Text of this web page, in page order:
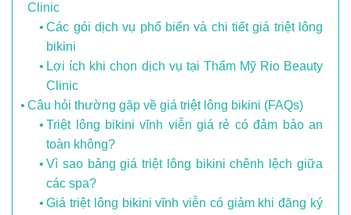
Clinic
Các gói dịch vụ phổ biến và chi tiết giá triệt lông
bikini
Lợi ích khi chọn dịch vụ tại Thẩm Mỹ Rio Beauty
Clinic
Câu hỏi thường gặp về giá triệt lông bikini (FAQs)
Triệt lông bikini vĩnh viễn giá rẻ có đảm bảo an
toàn không?
Vì sao bảng giá triệt lông bikini chênh lệch giữa
các spa?
Giá triệt lông bikini vĩnh viễn có giảm khi đăng ký